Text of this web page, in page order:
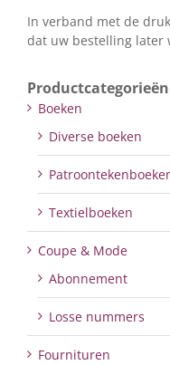
In verband met de
dat uw bestelling later
Productcategorieën
Boeken
Diverse boeken
Textielboeken
Coupe & Mode
Abonnement
Losse nummers
Fournituren